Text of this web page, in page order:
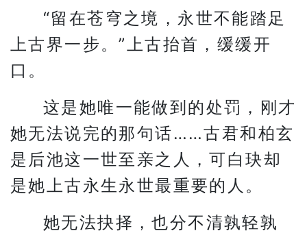
“留在苍穹之境，永世不能踏足
上古界一步。”上古抬首，缓缓开
口。
这是她唯一能做到的处罚，刚才
她无法说完的那句话……古君和柏玄
是后池这一世至亲之人，可白玦却
是她上古永生永世最重要的人。
她无法抉择，也分不清孰轻孰